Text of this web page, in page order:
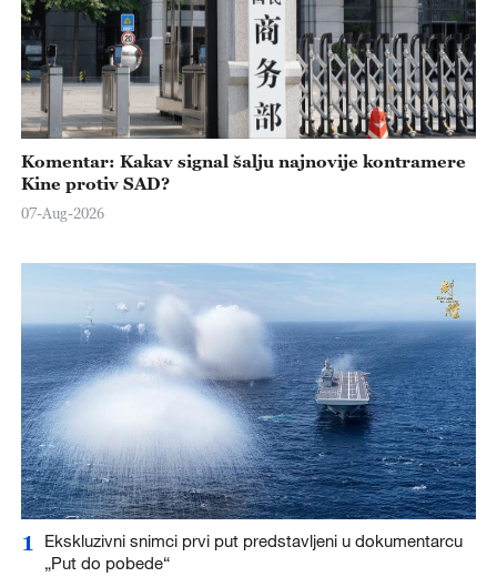
Komentar: Kakav signal šalju najnovije kontramere
Kine protiv SAD?
07-Aug-2026
1
Ekskluzivni snimci prvi put predstavljeni u dokumentarcu
„Put do pobede“